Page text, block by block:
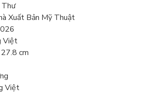
Thư
Xuất Bản Mỹ Thuật
Việt
cm
Việt